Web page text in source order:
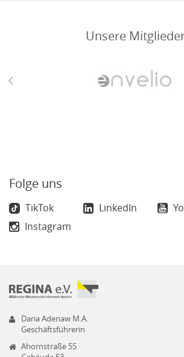
Unsere
Folge uns
TikTok LinkedIn
Instagram
Daria Adenaw M.A.
Geschäftsführerin
Ahornstraße 55